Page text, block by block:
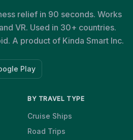
relief in 90 seconds. Works
VR. Used in 30+ countries.
A product of Kinda Smart Inc.
Play
BY TRAVEL TYPE
Cruise Ships
Road Trips